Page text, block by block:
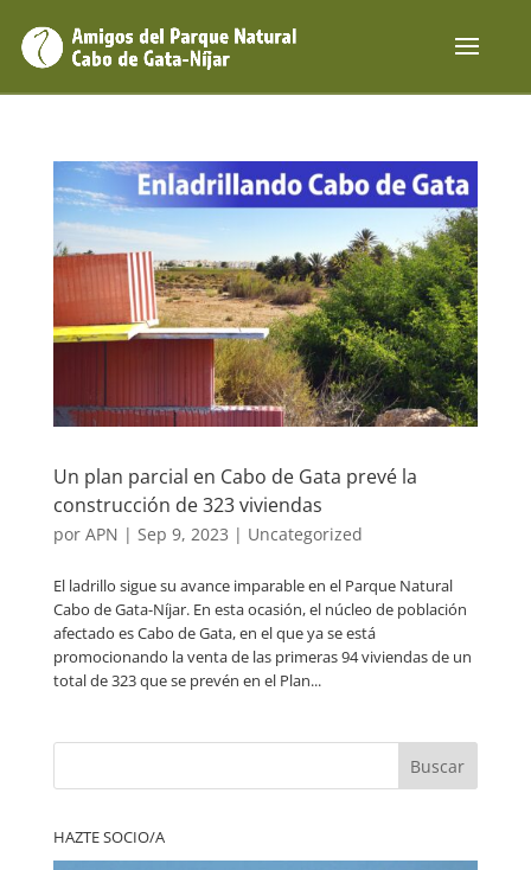
Un plan parcial en Cabo de Gata prevé la
construcción de 323 viviendas
por APN | Sep 9, 2023 | Uncategorized
El ladrillo sigue su avance imparable en el Parque Natural
Cabo de Gata-Níjar. En esta ocasión, el núcleo de población
afectado es Cabo de Gata, en el que ya se está
promocionando la venta de las primeras 94 viviendas de un
total de 323 que se prevén en el Plan...
Buscar
HAZTE SOCIO/A